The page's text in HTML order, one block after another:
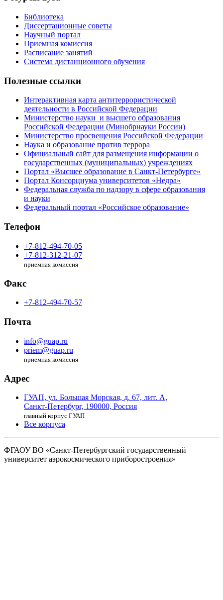
Библиотека
Диссертационные советы
Научный портал
Приемная комиссия
Расписание занятий
Система дистанционного обучения
Полезные ссылки
Интерактивная карта антитеррористической
деятельности в Российской Федерации
Министерство науки и высшего образования
Российской Федерации (Минобрнауки России)
Министерство просвещения Российской Федерации
Наука и образование против террора
Официальный сайт для размещения информации о
государственных (муниципальных) учреждениях
Портал «Высшее образование в Санкт-Петербурге»
Портал Консорциума университетов «Недра»
Федеральная служба по надзору в сфере образования
и науки
Федеральный портал «Российское образование»
Телефон
+7-812-494-70-05
+7-812-312-21-07
приемная комиссия
Факс
+7-812-494-70-57
Почта
info@guap.ru
priem@guap.ru
приемная комиссия
Адрес
ГУАП, ул. Большая Морская, д. 67, лит. А,
Санкт-Петербург, 190000, Россия
главный корпус ГУАП
Все корпуса
ФГАОУ ВО «Санкт-Петербургский государственный
университет аэрокосмического приборостроения»